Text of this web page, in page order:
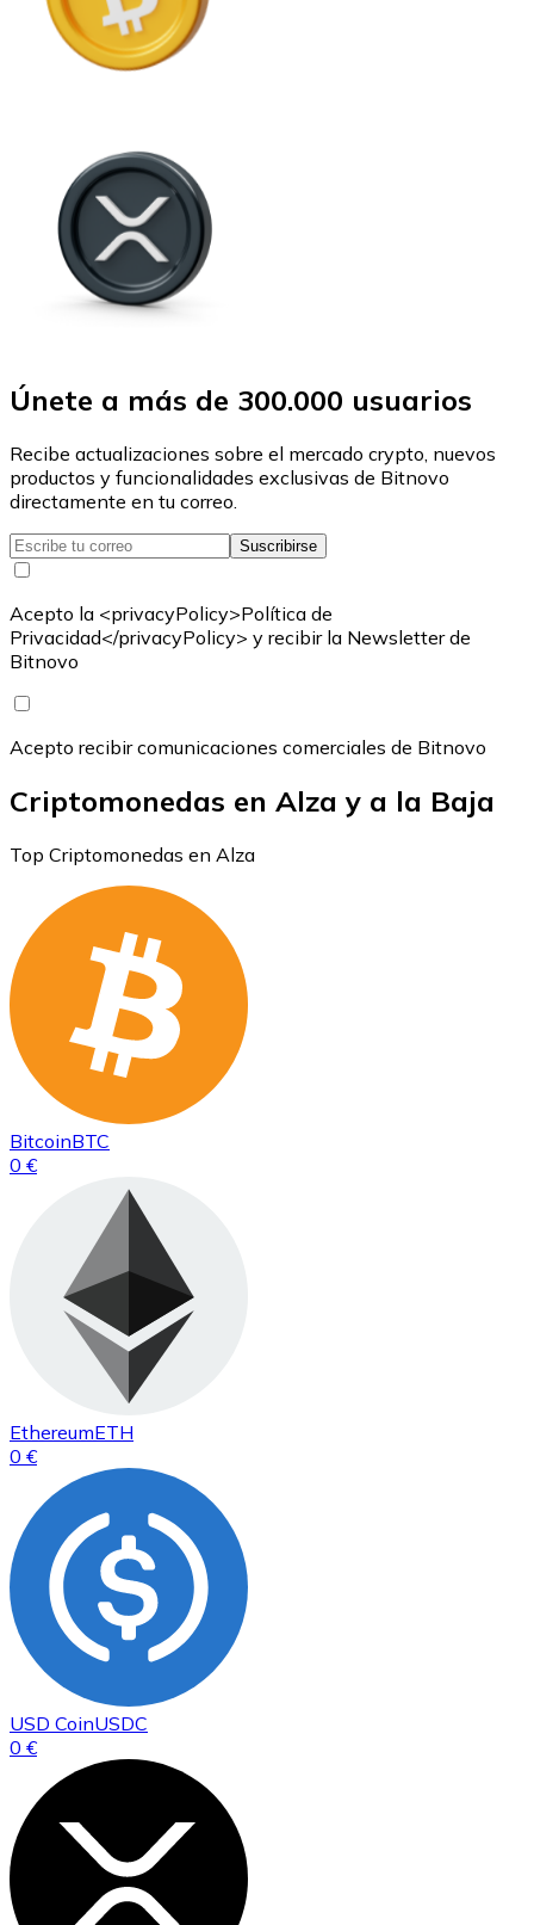
Únete a más de 300.000 usuarios
Recibe actualizaciones sobre el mercado crypto, nuevos
productos y funcionalidades exclusivas de Bitnovo
directamente en tu correo.
Suscribirse
Acepto la <privacyPolicy>Política de
Privacidad</privacyPolicy> y recibir la Newsletter de
Bitnovo
Acepto recibir comunicaciones comerciales de Bitnovo
Criptomonedas en Alza y a la Baja
Top Criptomonedas en Alza
BitcoinBTC
0 €
EthereumETH
0 €
USD CoinUSDC
0 €